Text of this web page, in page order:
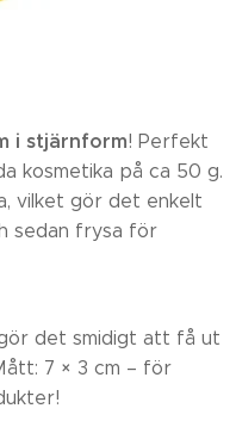
i stjärnform! Perfekt
kosmetika på ca 50 g.
vilket gör det enkelt
sedan frysa för
det smidigt att få ut
7 × 3 cm – för